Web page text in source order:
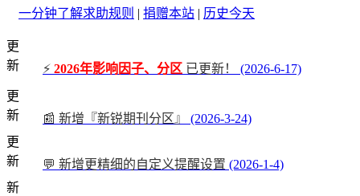
一分钟了解求助规则 | 捐赠本站 | 历史今天
更
新
⚡ 2026年影响因子、分区 已更新！
(2026-6-17)
更
新
📰 新增『新锐期刊分区』
(2026-3-24)
更
新
💬 新增更精细的自定义提醒设置 (2026-1-4)
新